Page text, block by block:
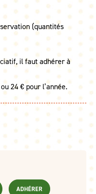
(quantités
il faut adhérer à
24 € pour l’année.
ADHÉRER